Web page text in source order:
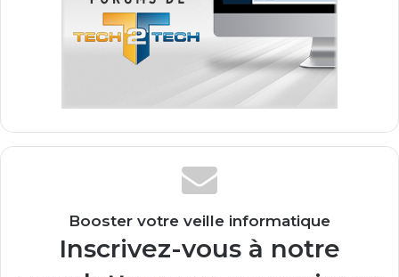
Booster votre veille informatique
Inscrivez-vous à notre